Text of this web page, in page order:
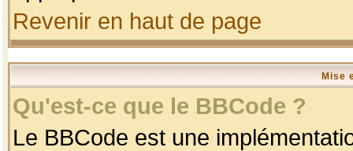
Revenir en haut de page
Mise
Qu'est-ce que le BBCode ?
Le BBCode est une